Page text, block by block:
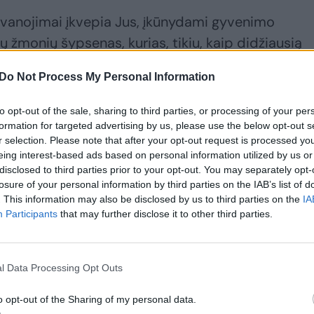
Do Not Process My Personal Information
opt-out of the sale, sharing to third parties, or processing of your
for targeted advertising by us, please use the below opt-out
selection. Please note that after your opt-out request is processed
interest-based ads based on personal information utilized by us
to third parties prior to your opt-out. You may separately
of your personal information by third parties on the IAB’s list of
This information may also be disclosed by us to third parties on the
Participants that may further disclose it to other third parties.
Data Processing Opt Outs
opt-out of the Sharing of my personal data.
įkvepia Jus, įkūnydami gyvenimo
žmonių šypsenas, kurias, tikiu, kaip didžiausią
Linkiu Jums tvirtybės, kantrybės ir
ir patys rūpintis savimi, palaikyti vienas
misiją. Būkite sveiki patys ir toliau
– linkėjo I. Šimonytė.
apdovanoti nusipelnę Lietuvos medikai